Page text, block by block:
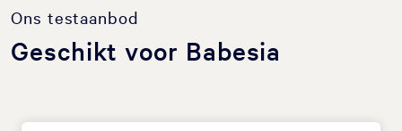
Ons testaanbod
Geschikt voor Babesia